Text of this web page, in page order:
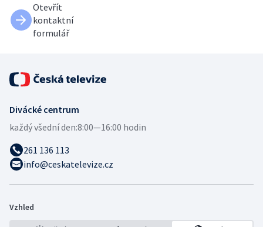
Otevřít
kontaktní
formulář
Divácké centrum
každý všední den:8:00—16:00 hodin
261 136 113
info@ceskatelevize.cz
Vzhled